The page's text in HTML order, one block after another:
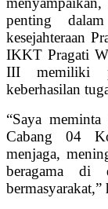
penting
kesejahteraan
IKKT Pragati
III memiliki
keberhasilan
“Saya
Cabang 04
menjaga,
beragama di
bermasyarakat,”